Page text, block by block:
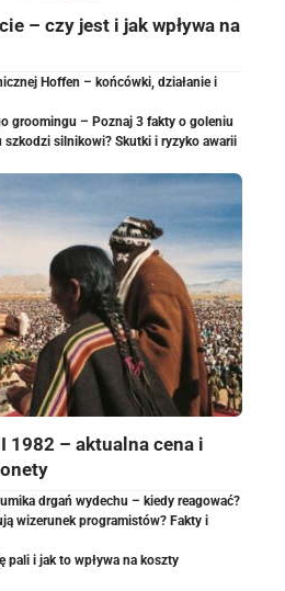
– czy jest i jak wpływa na
Hoffen – końcówki, działanie i
groomingu – Poznaj 3 fakty o goleniu
szkodzi silnikowi? Skutki i ryzyko awarii
1982 – aktualna cena i
drgań wydechu – kiedy reagować?
wizerunek programistów? Fakty i
pali i jak to wpływa na koszty